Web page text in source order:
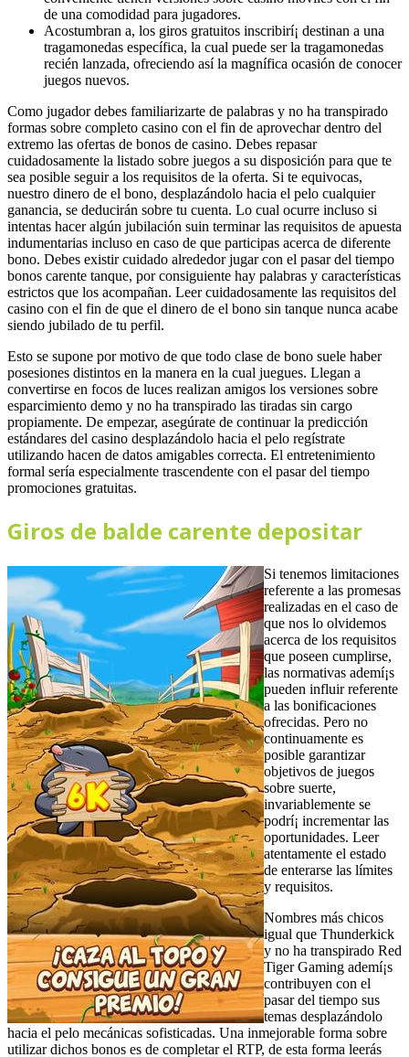
de una comodidad para jugadores.
Acostumbran a, los giros gratuitos inscribirí¡ destinan a una
tragamonedas específica, la cual puede ser la tragamonedas
recién lanzada, ofreciendo así la magnífica ocasión de conocer
juegos nuevos.
Como jugador debes familiarizarte de palabras y no ha transpirado
formas sobre completo casino con el fin de aprovechar dentro del
extremo las ofertas de bonos de casino. Debes repasar
cuidadosamente la listado sobre juegos a su disposición para que te
sea posible seguir a los requisitos de la oferta. Si te equivocas,
nuestro dinero de el bono, desplazándolo hacia el pelo cualquier
ganancia, se deducirán sobre tu cuenta. Lo cual ocurre incluso si
intentas hacer algún jubilación suin terminar las requisitos de apuesta
indumentarias incluso en caso de que participas acerca de diferente
bono. Debes existir cuidado alrededor jugar con el pasar del tiempo
bonos carente tanque, por consiguiente hay palabras y características
estrictos que los acompañan. Leer cuidadosamente las requisitos del
casino con el fin de que el dinero de el bono sin tanque nunca acabe
siendo jubilado de tu perfil.
Esto se supone por motivo de que todo clase de bono suele haber
posesiones distintos en la manera en la cual juegues. Llegan a
convertirse en focos de luces realizan amigos los versiones sobre
esparcimiento demo y no ha transpirado las tiradas sin cargo
propiamente. De empezar, asegúrate de continuar la predicción
estándares del casino desplazándolo hacia el pelo regístrate
utilizando hacen de datos amigables correcta. El entretenimiento
formal serí­a especialmente trascendente con el pasar del tiempo
promociones gratuitas.
Giros de balde carente depositar
Si tenemos limitaciones
referente a las promesas
realizadas en el caso de
que nos lo olvidemos
acerca de los requisitos
que poseen cumplirse,
las normativas ademí¡s
pueden influir referente
a las bonificaciones
ofrecidas. Pero no
continuamente es
posible garantizar
objetivos de juegos
sobre suerte,
invariablemente se
podrí¡ incrementar las
oportunidades. Leer
atentamente el estado
de enterarse las límites
y requisitos.
Nombres más chicos
igual que Thunderkick
y no ha transpirado Red
Tiger Gaming ademí¡s
contribuyen con el
pasar del tiempo sus
temas desplazándolo
hacia el pelo mecánicas sofisticadas. Una inmejorable forma sobre
utilizar dichos bonos es de completar el RTP, de esta forma leerás